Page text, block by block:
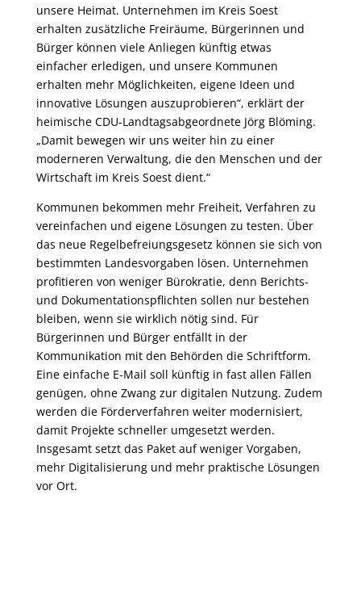
unsere Heimat. Unternehmen im Kreis Soest
erhalten zusätzliche Freiräume, Bürgerinnen und
Bürger können viele Anliegen künftig etwas
einfacher erledigen, und unsere Kommunen
erhalten mehr Möglichkeiten, eigene Ideen und
innovative Lösungen auszuprobieren“, erklärt der
heimische CDU-Landtagsabgeordnete Jörg Blöming.
„Damit bewegen wir uns weiter hin zu einer
moderneren Verwaltung, die den Menschen und der
Wirtschaft im Kreis Soest dient.“
Kommunen bekommen mehr Freiheit, Verfahren zu
vereinfachen und eigene Lösungen zu testen. Über
das neue Regelbefreiungsgesetz können sie sich von
bestimmten Landesvorgaben lösen. Unternehmen
profitieren von weniger Bürokratie, denn Berichts-
und Dokumentationspflichten sollen nur bestehen
bleiben, wenn sie wirklich nötig sind. Für
Bürgerinnen und Bürger entfällt in der
Kommunikation mit den Behörden die Schriftform.
Eine einfache E-Mail soll künftig in fast allen Fällen
genügen, ohne Zwang zur digitalen Nutzung. Zudem
werden die Förderverfahren weiter modernisiert,
damit Projekte schneller umgesetzt werden.
Insgesamt setzt das Paket auf weniger Vorgaben,
mehr Digitalisierung und mehr praktische Lösungen
vor Ort.